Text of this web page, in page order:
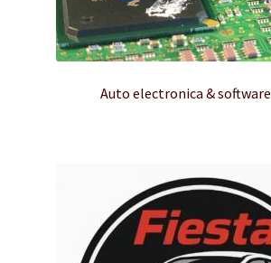
Auto electronica & software